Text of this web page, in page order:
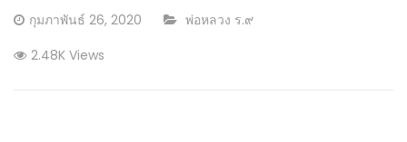
Posted
กุมภาพันธ์ 26, 2020 CATEGORY:
พ่อหลวง ร.๙
2.48K Views